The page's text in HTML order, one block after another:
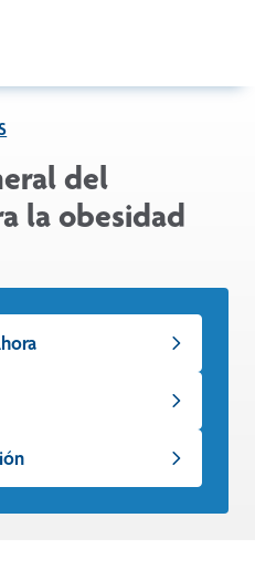
del
la obesidad